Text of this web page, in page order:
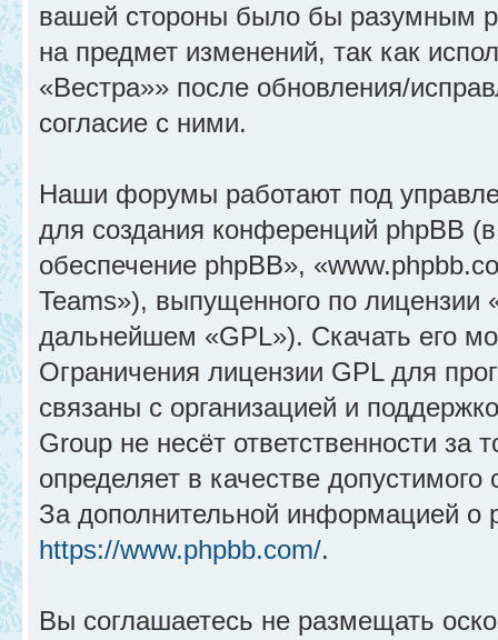
вашей стороны было бы разумным
на предмет изменений, так как
«Вестра»» после обновления/
согласие с ними.
Наши форумы работают под
для создания конференций phpBB
обеспечение phpBB»,
Teams»), выпущенного по лицензии
дальнейшем «GPL»). Скачать его
Ограничения лицензии GPL для
связаны с организацией и
Group не несёт ответственности
определяет в качестве
За дополнительной информацией о
https://www.phpbb.com/.
Вы соглашаетесь не размещать